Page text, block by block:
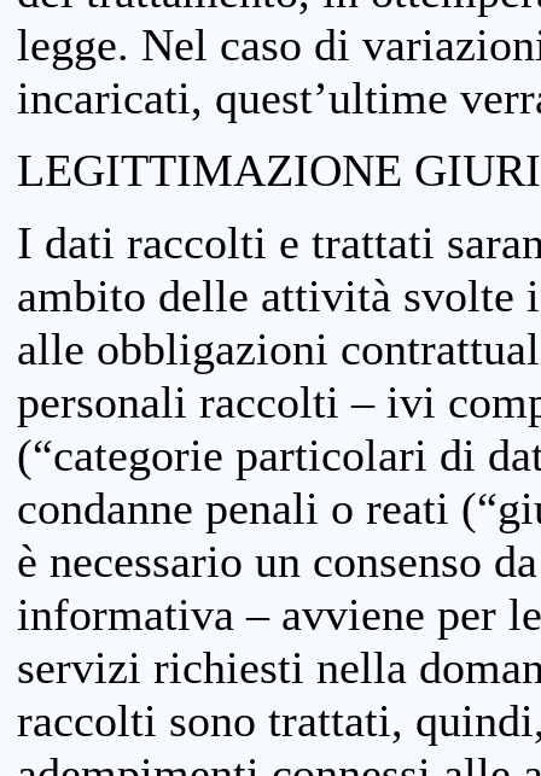
legge. Nel caso di
incaricati, quest’ultime
LEGITTIMAZIONE
I dati raccolti e trattati
ambito delle attività svolte
alle obbligazioni
personali raccolti – ivi
(“categorie particolari di
condanne penali o reati
è necessario un consenso
informativa – avviene per
servizi richiesti nella
raccolti sono trattati,